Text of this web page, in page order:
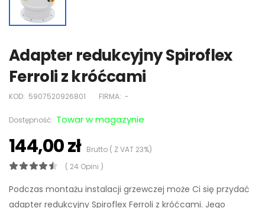
Adapter redukcyjny Spiroflex
Ferroli z króćcami
KOD: 5907520926801 FIRMA: -
Dostępność: Towar w magazynie
144,00 złBrutto ( Z VAT 23%)
( 24 Opini )
Podczas montażu instalacji grzewczej może Ci się przydać
adapter redukcyjny Spiroflex Ferroli z króćcami. Jego